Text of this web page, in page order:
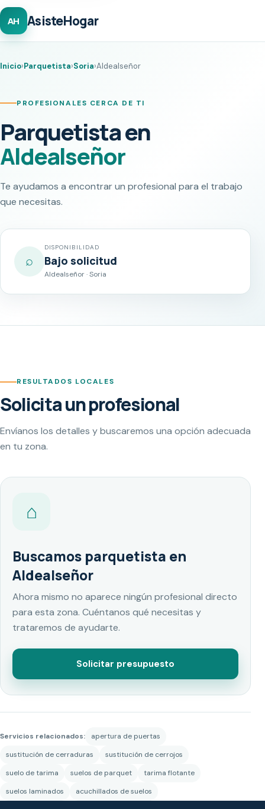
AH AsisteHogar
Inicio›Parquetista›Soria›Aldealseñor
PROFESIONALES CERCA DE TI
Parquetista en
Aldealseñor
Te ayudamos a encontrar un profesional para el trabajo
que necesitas.
⌕
DISPONIBILIDAD
Bajo solicitud
Aldealseñor · Soria
RESULTADOS LOCALES
Solicita un profesional
Envíanos los detalles y buscaremos una opción adecuada
en tu zona.
⌂
Buscamos parquetista en
Aldealseñor
Ahora mismo no aparece ningún profesional directo
para esta zona. Cuéntanos qué necesitas y
trataremos de ayudarte.
Solicitar presupuesto
Servicios relacionados:
apertura de puertas
sustitución de cerraduras
sustitución de cerrojos
suelo de tarima
suelos de parquet
tarima flotante
suelos laminados
acuchillados de suelos